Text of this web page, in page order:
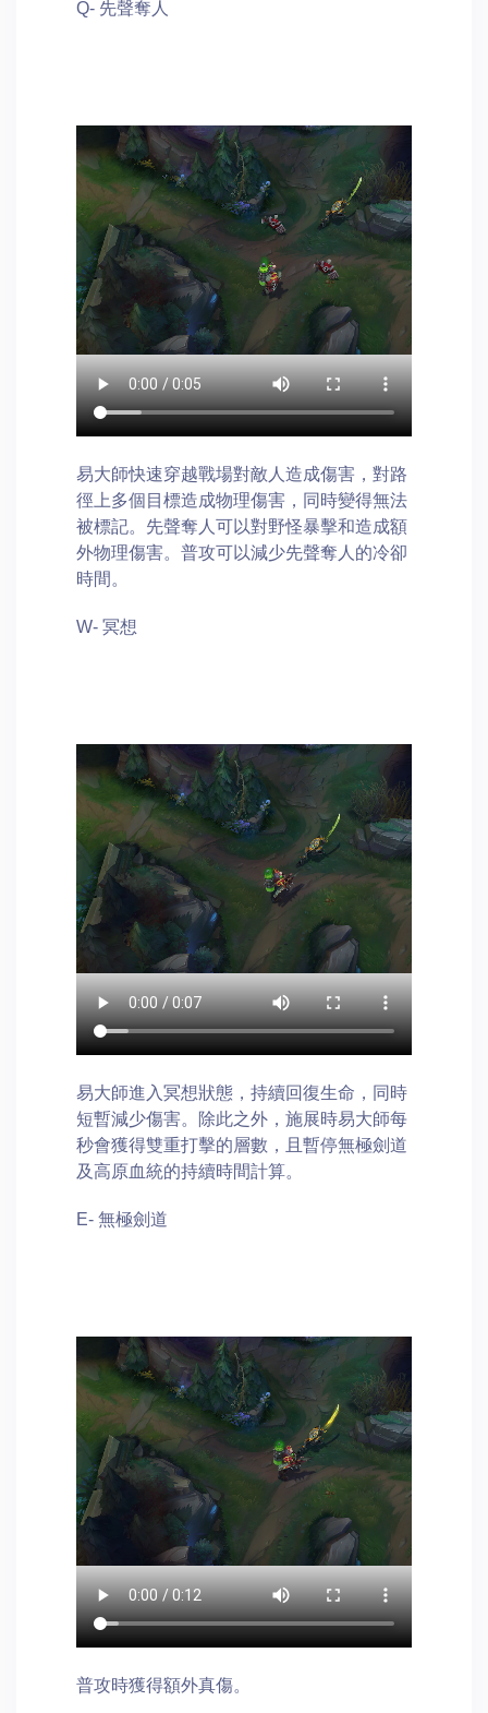
Q- 先聲奪人
易大師快速穿越戰場對敵人造成傷害，對路
徑上多個目標造成物理傷害，同時變得無法
被標記。先聲奪人可以對野怪暴擊和造成額
外物理傷害。普攻可以減少先聲奪人的冷卻
時間。
W- 冥想
易大師進入冥想狀態，持續回復生命，同時
短暫減少傷害。除此之外，施展時易大師每
秒會獲得雙重打擊的層數，且暫停無極劍道
及高原血統的持續時間計算。
E- 無極劍道
普攻時獲得額外真傷。